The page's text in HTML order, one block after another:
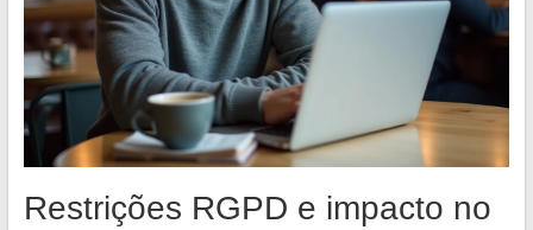
Restrições RGPD e impacto no